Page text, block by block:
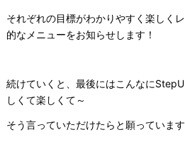
それぞれの目標がわかりやすく楽しく
的なメニューをお知らせします！
続けていくと、最後にはこんなに
しくて楽しくて～
そう言っていただけたらと願っています